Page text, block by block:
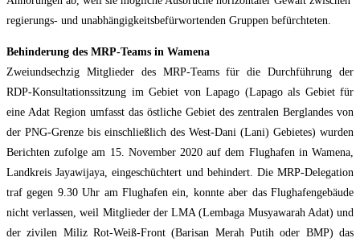
regierungs- und unabhängigkeitsbefürwortenden Gruppen befürchteten.
Behinderung des MRP-Teams in Wamena
Zweiundsechzig Mitglieder des MRP-Teams für die Durchführung der
RDP-Konsultationssitzung im Gebiet von Lapago (Lapago als Gebiet für
eine Adat Region umfasst das östliche Gebiet des zentralen Berglandes von
der PNG-Grenze bis einschließlich des West-Dani (Lani) Gebietes) wurden
Berichten zufolge am 15. November 2020 auf dem Flughafen in Wamena,
Landkreis Jayawijaya, eingeschüchtert und behindert. Die MRP-Delegation
traf gegen 9.30 Uhr am Flughafen ein, konnte aber das Flughafengebäude
nicht verlassen, weil Mitglieder der LMA (Lembaga Musyawarah Adat) und
der zivilen Miliz Rot-Weiß-Front (Barisan Merah Putih oder BMP) das